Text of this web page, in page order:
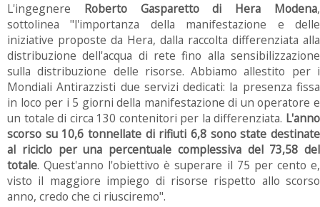
L'ingegnere Roberto Gasparetto di Hera Modena,
sottolinea "l'importanza della manifestazione e delle
iniziative proposte da Hera, dalla raccolta differenziata alla
distribuzione dell'acqua di rete fino alla sensibilizzazione
sulla distribuzione delle risorse. Abbiamo allestito per i
Mondiali Antirazzisti due servizi dedicati: la presenza fissa
in loco per i 5 giorni della manifestazione di un operatore e
un totale di circa 130 contenitori per la differenziata. L'anno
scorso su 10,6 tonnellate di rifiuti 6,8 sono state destinate
al riciclo per una percentuale complessiva del 73,58 del
totale. Quest'anno l'obiettivo è superare il 75 per cento e,
visto il maggiore impiego di risorse rispetto allo scorso
anno, credo che ci riusciremo".